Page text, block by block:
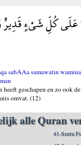
عَلَى كُلِّ شَيْءٍ قَدِيرٌ
sabAAa samawatin
geschapen en zo ook
omvat. (12)
alle Quran
41-Soera